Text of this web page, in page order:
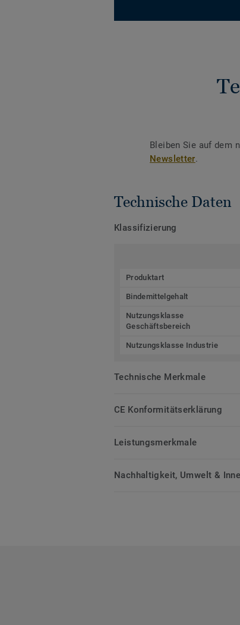
Bleiben Sie auf dem
Newsletter.
Technische Daten
Klassifizierung
Produktart
Bindemittelgehalt
Nutzungsklasse
Geschäftsbereich
Nutzungsklasse Industrie
Technische Merkmale
CE Konformitätserklärung
Leistungsmerkmale
Nachhaltigkeit, Umwelt &